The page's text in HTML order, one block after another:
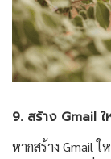
9. สร้าง Gmail
หากสร้าง Gmail